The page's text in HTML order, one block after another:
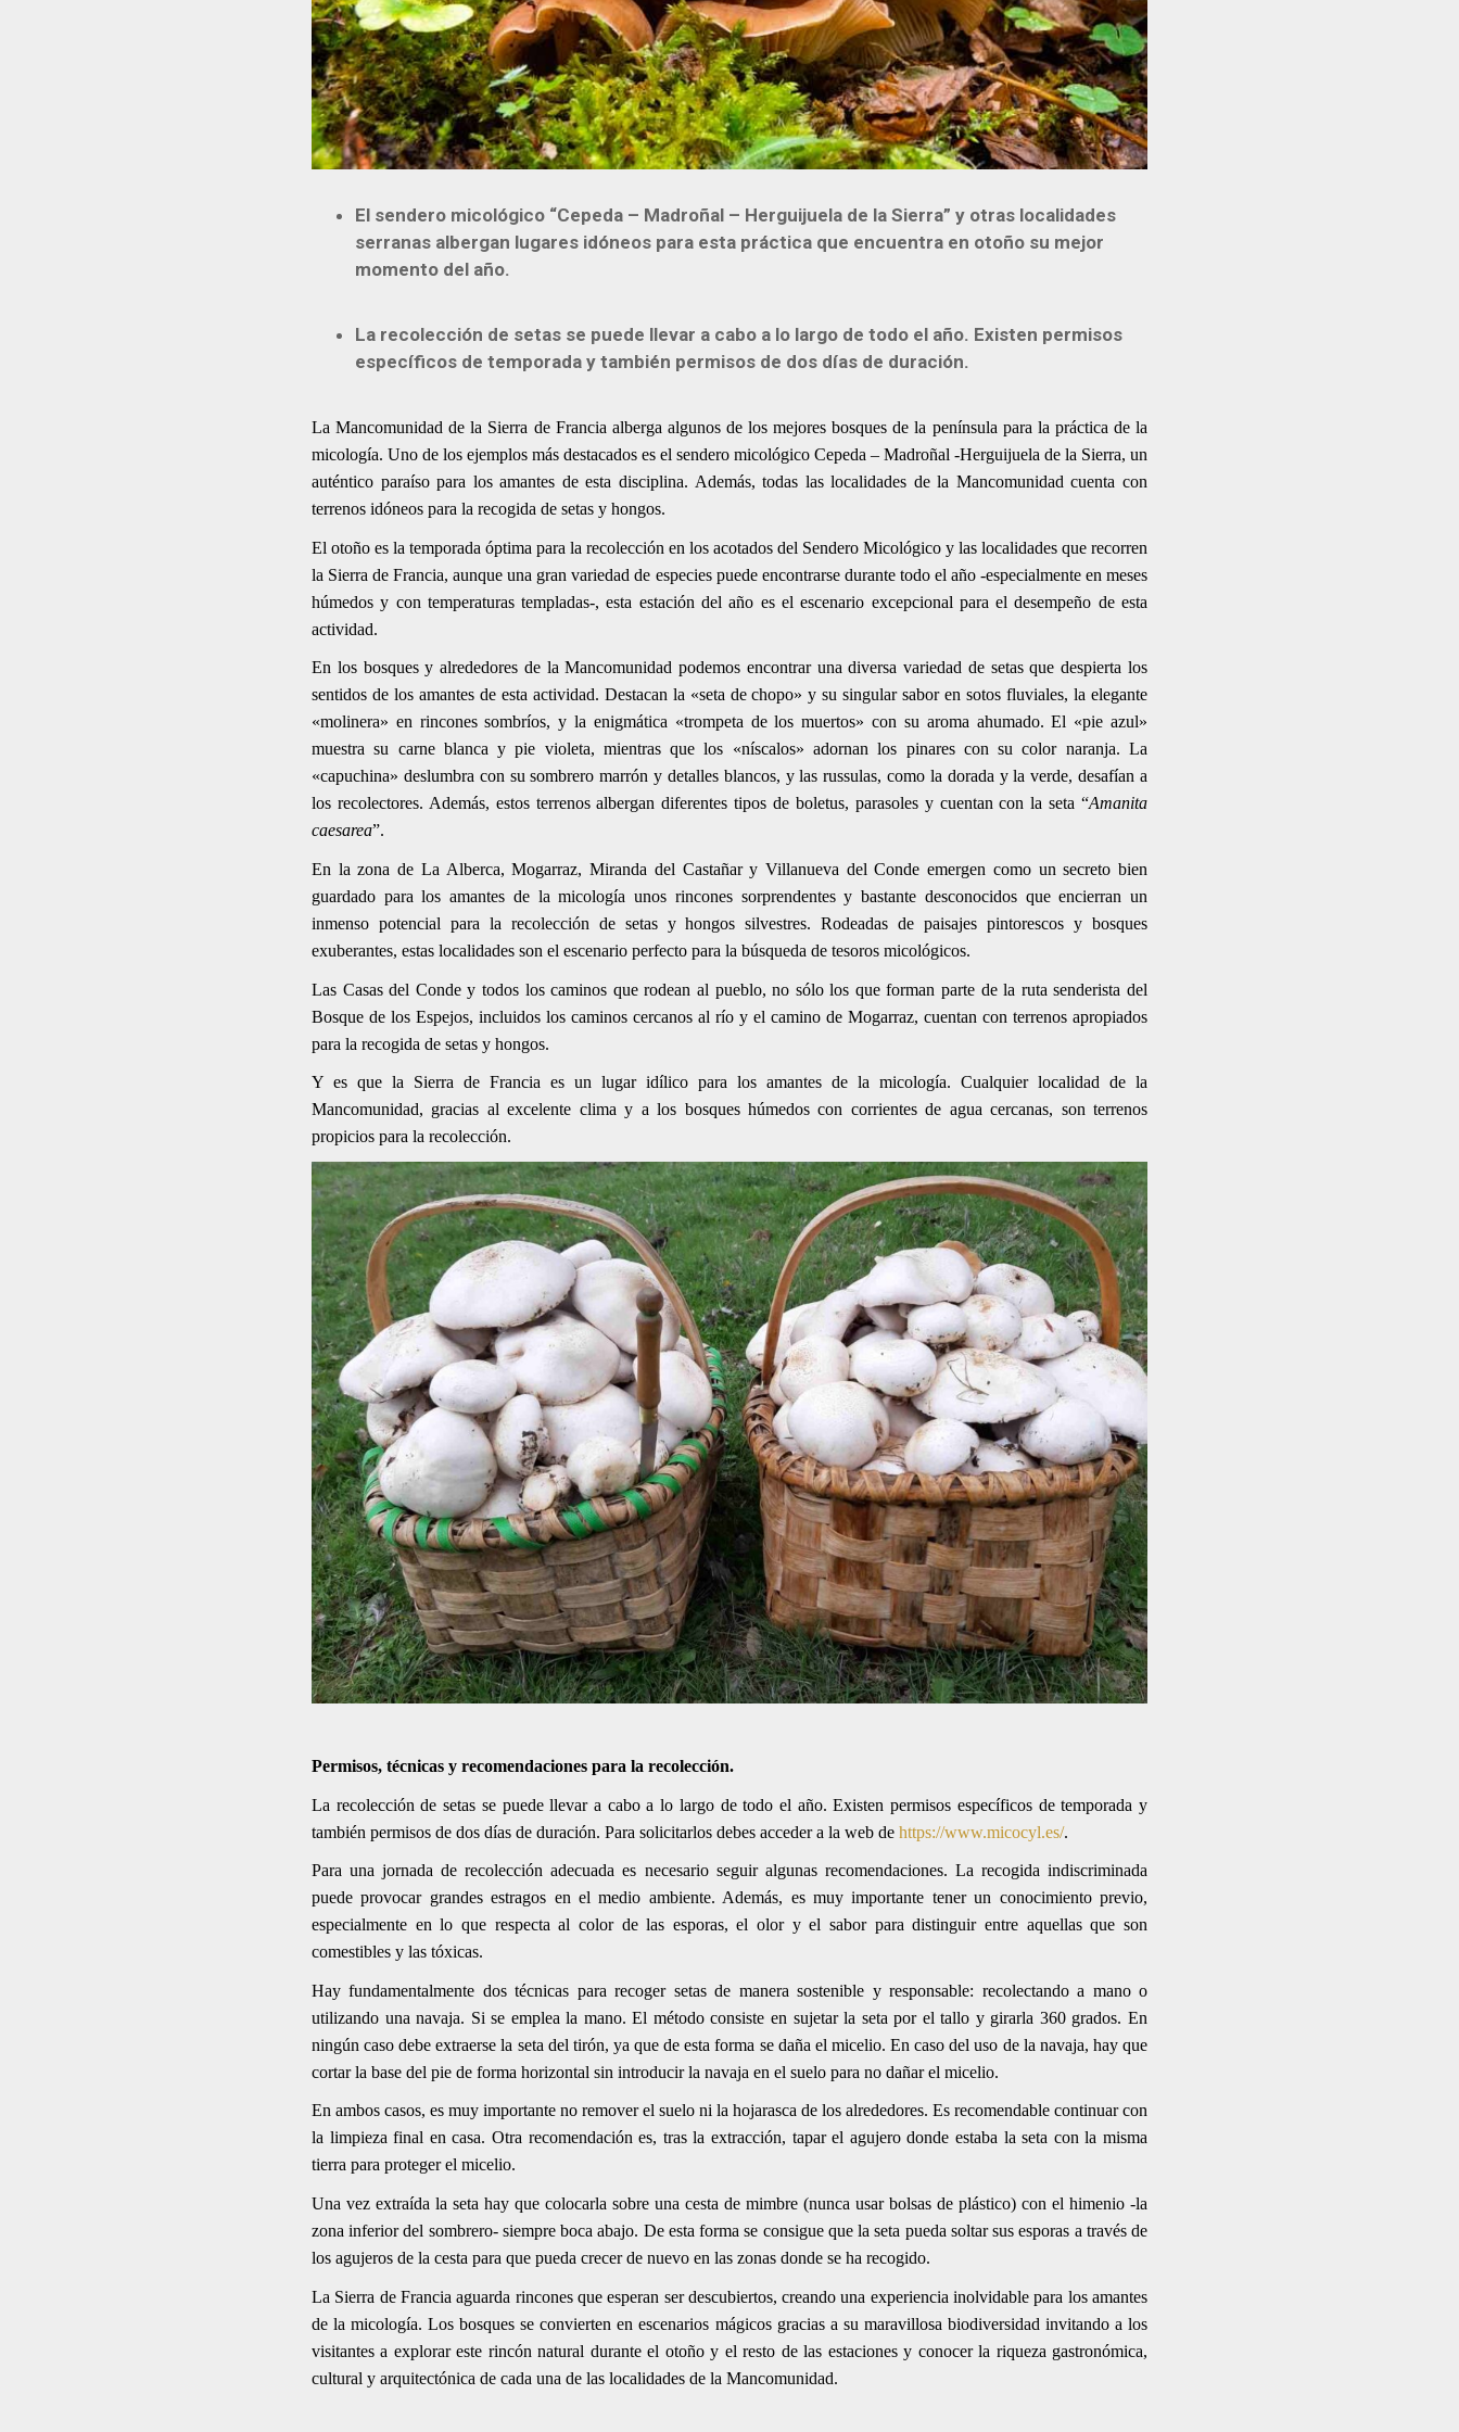
El sendero micológico “Cepeda – Madroñal – Herguijuela de la Sierra” y otras localidades
serranas albergan lugares idóneos para esta práctica que encuentra en otoño su mejor
momento del año.
La recolección de setas se puede llevar a cabo a lo largo de todo el año. Existen permisos
específicos de temporada y también permisos de dos días de duración.
La Mancomunidad de la Sierra de Francia alberga algunos de los mejores bosques de la península para la práctica de la
micología. Uno de los ejemplos más destacados es el sendero micológico Cepeda – Madroñal -Herguijuela de la Sierra, un
auténtico paraíso para los amantes de esta disciplina. Además, todas las localidades de la Mancomunidad cuenta con
terrenos idóneos para la recogida de setas y hongos.
El otoño es la temporada óptima para la recolección en los acotados del Sendero Micológico y las localidades que recorren
la Sierra de Francia, aunque una gran variedad de especies puede encontrarse durante todo el año -especialmente en meses
húmedos y con temperaturas templadas-, esta estación del año es el escenario excepcional para el desempeño de esta
actividad.
En los bosques y alrededores de la Mancomunidad podemos encontrar una diversa variedad de setas que despierta los
sentidos de los amantes de esta actividad. Destacan la «seta de chopo» y su singular sabor en sotos fluviales, la elegante
«molinera» en rincones sombríos, y la enigmática «trompeta de los muertos» con su aroma ahumado. El «pie azul»
muestra su carne blanca y pie violeta, mientras que los «níscalos» adornan los pinares con su color naranja. La
«capuchina» deslumbra con su sombrero marrón y detalles blancos, y las russulas, como la dorada y la verde, desafían a
los recolectores. Además, estos terrenos albergan diferentes tipos de boletus, parasoles y cuentan con la seta “Amanita
caesarea”.
En la zona de La Alberca, Mogarraz, Miranda del Castañar y Villanueva del Conde emergen como un secreto bien
guardado para los amantes de la micología unos rincones sorprendentes y bastante desconocidos que encierran un
inmenso potencial para la recolección de setas y hongos silvestres. Rodeadas de paisajes pintorescos y bosques
exuberantes, estas localidades son el escenario perfecto para la búsqueda de tesoros micológicos.
Las Casas del Conde y todos los caminos que rodean al pueblo, no sólo los que forman parte de la ruta senderista del
Bosque de los Espejos, incluidos los caminos cercanos al río y el camino de Mogarraz, cuentan con terrenos apropiados
para la recogida de setas y hongos.
Y es que la Sierra de Francia es un lugar idílico para los amantes de la micología. Cualquier localidad de la
Mancomunidad, gracias al excelente clima y a los bosques húmedos con corrientes de agua cercanas, son terrenos
propicios para la recolección.
Permisos, técnicas y recomendaciones para la recolección.
La recolección de setas se puede llevar a cabo a lo largo de todo el año. Existen permisos específicos de temporada y
también permisos de dos días de duración. Para solicitarlos debes acceder a la web de https://www.micocyl.es/.
Para una jornada de recolección adecuada es necesario seguir algunas recomendaciones. La recogida indiscriminada
puede provocar grandes estragos en el medio ambiente. Además, es muy importante tener un conocimiento previo,
especialmente en lo que respecta al color de las esporas, el olor y el sabor para distinguir entre aquellas que son
comestibles y las tóxicas.
Hay fundamentalmente dos técnicas para recoger setas de manera sostenible y responsable: recolectando a mano o
utilizando una navaja. Si se emplea la mano. El método consiste en sujetar la seta por el tallo y girarla 360 grados. En
ningún caso debe extraerse la seta del tirón, ya que de esta forma se daña el micelio. En caso del uso de la navaja, hay que
cortar la base del pie de forma horizontal sin introducir la navaja en el suelo para no dañar el micelio.
En ambos casos, es muy importante no remover el suelo ni la hojarasca de los alrededores. Es recomendable continuar con
la limpieza final en casa. Otra recomendación es, tras la extracción, tapar el agujero donde estaba la seta con la misma
tierra para proteger el micelio.
Una vez extraída la seta hay que colocarla sobre una cesta de mimbre (nunca usar bolsas de plástico) con el himenio -la
zona inferior del sombrero- siempre boca abajo. De esta forma se consigue que la seta pueda soltar sus esporas a través de
los agujeros de la cesta para que pueda crecer de nuevo en las zonas donde se ha recogido.
La Sierra de Francia aguarda rincones que esperan ser descubiertos, creando una experiencia inolvidable para los amantes
de la micología. Los bosques se convierten en escenarios mágicos gracias a su maravillosa biodiversidad invitando a los
visitantes a explorar este rincón natural durante el otoño y el resto de las estaciones y conocer la riqueza gastronómica,
cultural y arquitectónica de cada una de las localidades de la Mancomunidad.